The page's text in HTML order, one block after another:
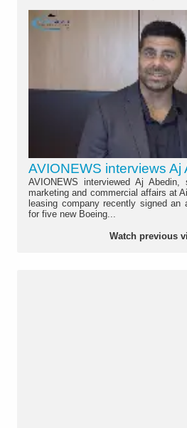
AVIONEWS interviews Aj
AVIONEWS interviewed Aj
marketing and commercial affairs at
leasing company recently signed an
for five new Boeing...
Watch previous